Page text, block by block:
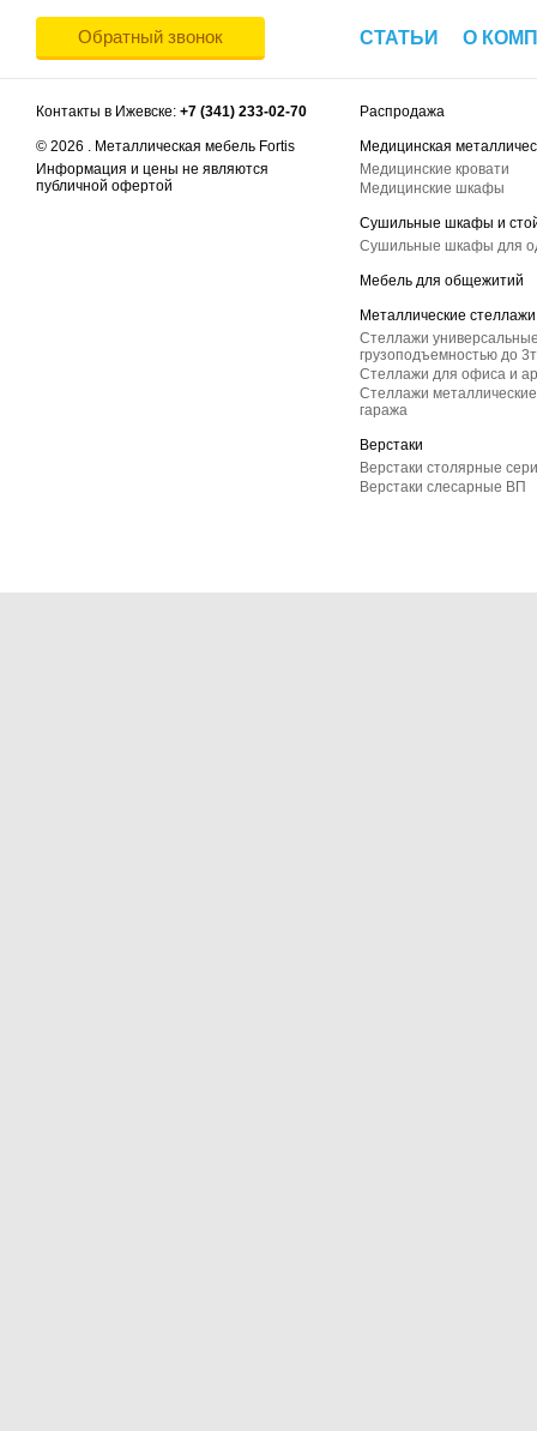
Обратный звонок СТАТЬИ О
Контакты в Ижевске: +7 (341) 233-02-70
© 2026 . Металлическая мебель Fortis
Информация и цены не являются
публичной офертой
Распродажа
Медицинская
Медицинские кровати
Медицинские шкафы
Сушильные шкафы и
Сушильные шкафы для
Мебель для общежитий
Металлические стеллажи
Стеллажи
грузоподъемностью до
Стеллажи для офиса и
Стеллажи
гаража
Верстаки
Верстаки столярные
Верстаки слесарные ВП